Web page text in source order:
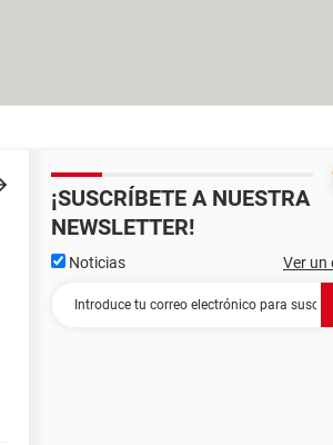
¡SUSCRÍBETE A NUESTRA
NEWSLETTER!
Noticias Ver un